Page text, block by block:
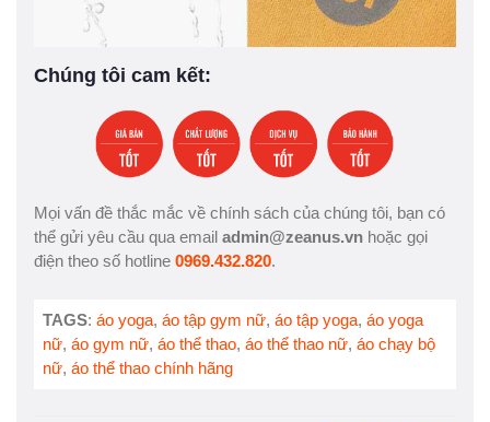
Chúng tôi cam kết:
Mọi vấn đề thắc mắc về chính sách của chúng tôi, bạn có
thể gửi yêu cầu qua email admin@zeanus.vn hoặc gọi
điện theo số hotline 0969.432.820.
TAGS: áo yoga, áo tập gym nữ, áo tập yoga, áo yoga
nữ, áo gym nữ, áo thể thao, áo thể thao nữ, áo chạy bộ
nữ, áo thể thao chính hãng